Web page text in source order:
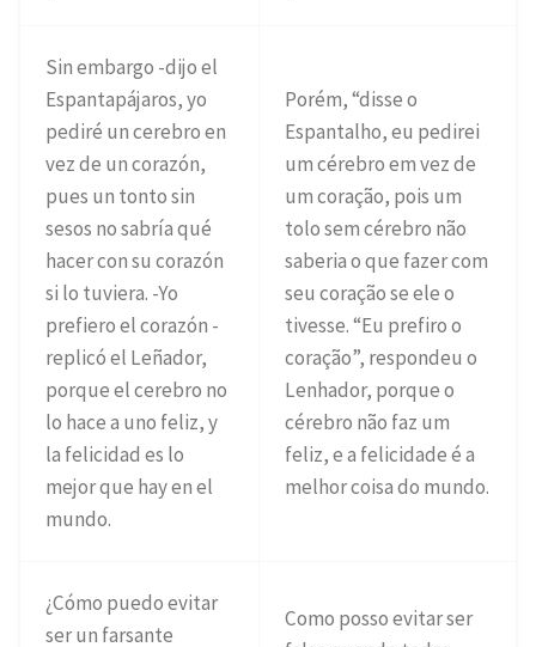
Sin embargo -dijo el
Espantapájaros, yo
pediré un cerebro en
vez de un corazón,
pues un tonto sin
sesos no sabría qué
hacer con su corazón
si lo tuviera. -Yo
prefiero el corazón -
replicó el Leñador,
porque el cerebro no
lo hace a uno feliz, y
la felicidad es lo
mejor que hay en el
mundo.
Porém, “disse o
Espantalho, eu pedirei
um cérebro em vez de
um coração, pois um
tolo sem cérebro não
saberia o que fazer com
seu coração se ele o
tivesse. “Eu prefiro o
coração”, respondeu o
Lenhador, porque o
cérebro não faz um
feliz, e a felicidade é a
melhor coisa do mundo.
¿Cómo puedo evitar
ser un farsante
Como posso evitar ser